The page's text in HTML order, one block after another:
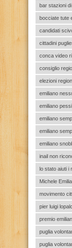
bar stazioni
bocciate tute
candidati
cittadini
conca video
consiglio
elezioni
emiliano
emiliano
emiliano
emiliano
emiliano
inail non
lo stato aiuti i
Michele
movimento
pier luigi
premio
puglia
puglia